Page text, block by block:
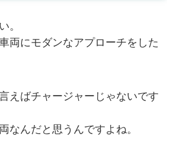
。
両にモダンなアプローチをした
えばチャージャーじゃないです
なんだと思うんですよね。